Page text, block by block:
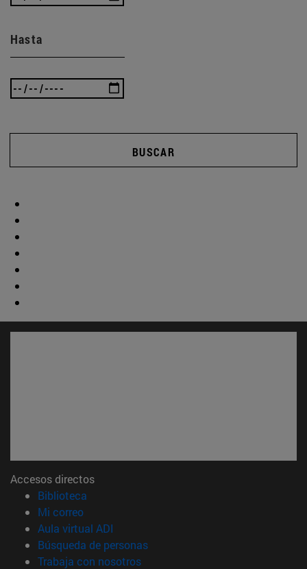
Hasta
BUSCAR
Accesos directos
Biblioteca
Mi correo(abre en nueva ventana)
Aula virtual ADI
Búsqueda de personas(abre en nueva ventana)
Trabaja con nosotros(abre en nueva ventana)